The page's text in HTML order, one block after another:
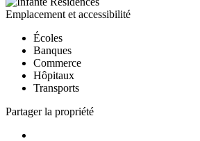
Emplacement et accessibilité
Écoles
Banques
Commerce
Hôpitaux
Transports
Partager la propriété